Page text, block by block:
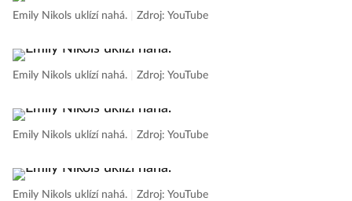
Emily Nikols uklízí nahá. Zdroj: YouTube
Emily Nikols uklízí nahá. Zdroj: YouTube
Emily Nikols uklízí nahá. Zdroj: YouTube
Emily Nikols uklízí nahá. Zdroj: YouTube